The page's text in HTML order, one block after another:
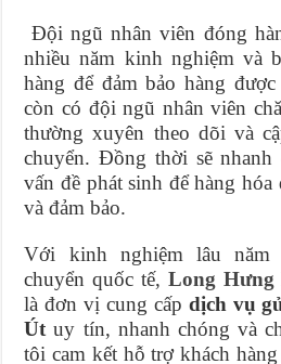
Đội ngũ nhân viên đóng
nhiều năm kinh nghiệm và
hàng để đảm bảo hàng
còn có đội ngũ nhân viên
thường xuyên theo dõi và
chuyển. Đồng thời sẽ nhanh
vấn đề phát sinh để hàng
và đảm bảo.
Với kinh nghiệm lâu
chuyển quốc tế, Long Hưng
là đơn vị cung cấp dịch vụ
Út uy tín, nhanh chóng và
tôi cam kết hỗ trợ khách